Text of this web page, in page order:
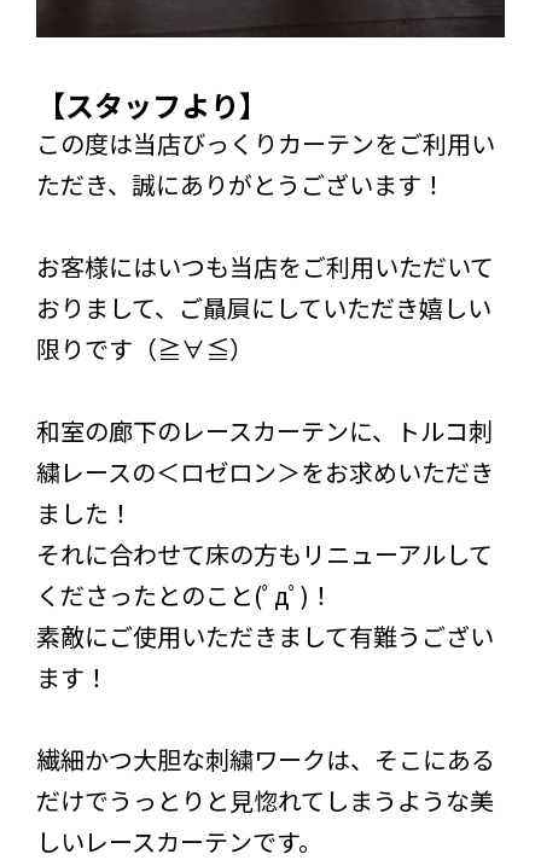
【スタッフより】
この度は当店びっくりカーテンをご利用い
ただき、誠にありがとうございます！
お客様にはいつも当店をご利用いただいて
おりまして、ご贔屓にしていただき嬉しい
限りです（≧∀≦）
和室の廊下のレースカーテンに、トルコ刺
繍レースの＜ロゼロン＞をお求めいただき
ました！
それに合わせて床の方もリニューアルして
くださったとのこと(ﾟдﾟ)！
素敵にご使用いただきまして有難うござい
ます！
繊細かつ大胆な刺繍ワークは、そこにある
だけでうっとりと見惚れてしまうような美
しいレースカーテンです。